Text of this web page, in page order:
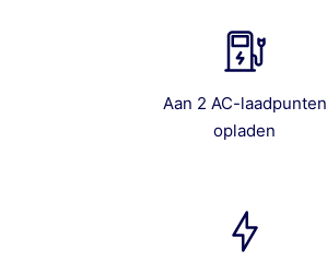
Aan 2 AC-laadpunten
opladen